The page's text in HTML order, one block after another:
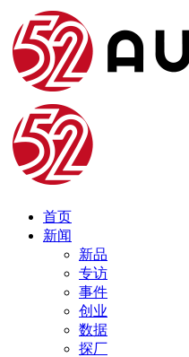
首页
新闻
新品
专访
事件
创业
数据
探厂